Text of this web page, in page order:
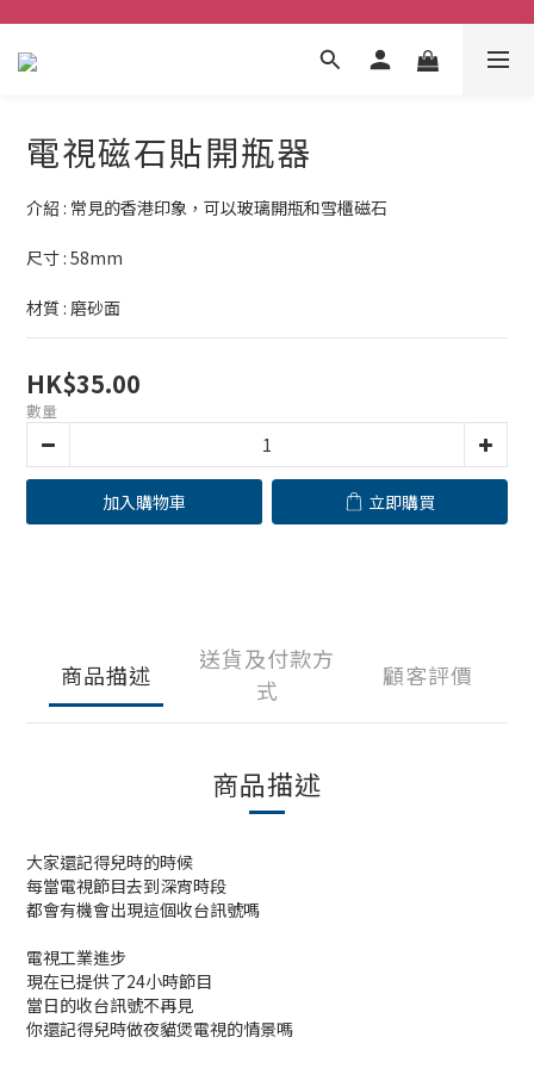
電視磁石貼開瓶器
介紹 : 常見的香港印象，可以玻璃開瓶和雪櫃磁石
尺寸 : 58mm
材質 : 磨砂面
HK$35.00
數量
加入購物車 立即購買
商品描述
送貨及付款方
式
顧客評價
商品描述
大家還記得兒時的時候
每當電視節目去到深宵時段
都會有機會出現這個收台訊號嗎
電視工業進步
現在已提供了24小時節目
當日的收台訊號不再見
你還記得兒時做夜貓煲電視的情景嗎